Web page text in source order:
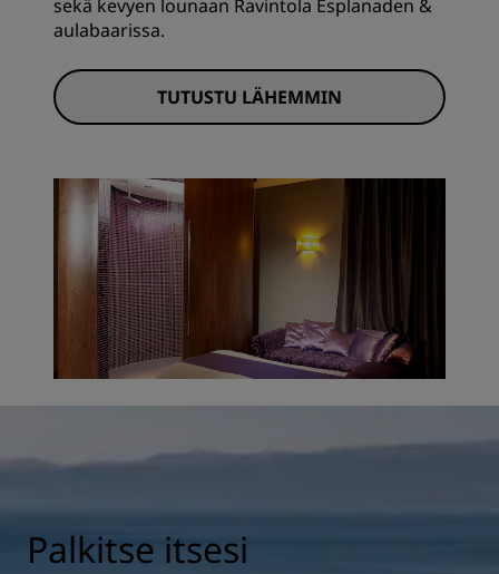
sekä kevyen lounaan Ravintola Esplanaden &
aulabaarissa.
TUTUSTU LÄHEMMIN
Palkitse itsesi